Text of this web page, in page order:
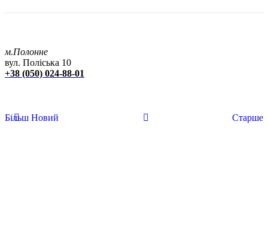
м.Полонне
вул. Поліська 10
+38 (050) 024-88-01
Більш Новий Старше